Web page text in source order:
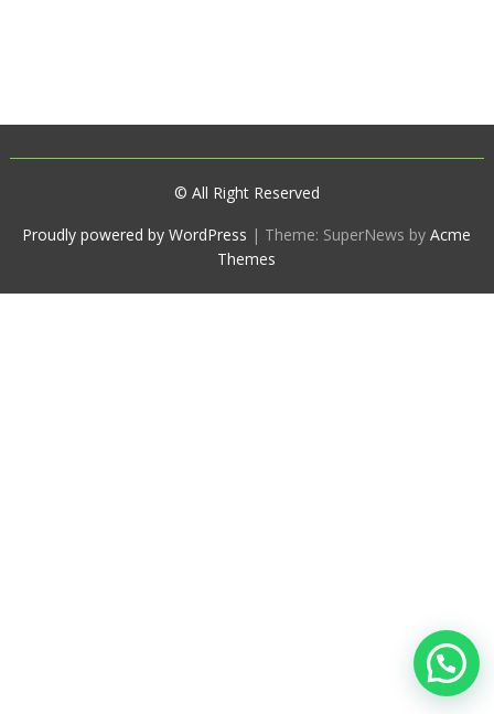
© All Right Reserved
Proudly powered by WordPress | Theme: SuperNews byAcme
Themes